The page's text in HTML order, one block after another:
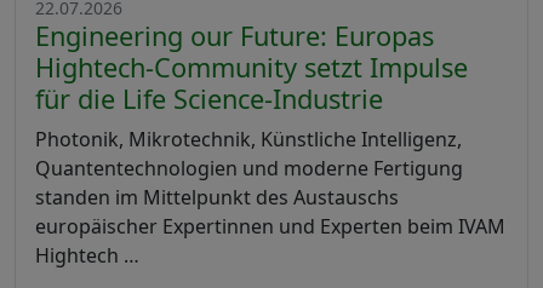
22.07.2026
Engineering our Future: Europas
Hightech-Community setzt Impulse
für die Life Science-Industrie
Photonik, Mikrotechnik, Künstliche Intelligenz,
Quantentechnologien und moderne Fertigung
standen im Mittelpunkt des Austauschs
europäischer Expertinnen und Experten beim IVAM
Hightech …